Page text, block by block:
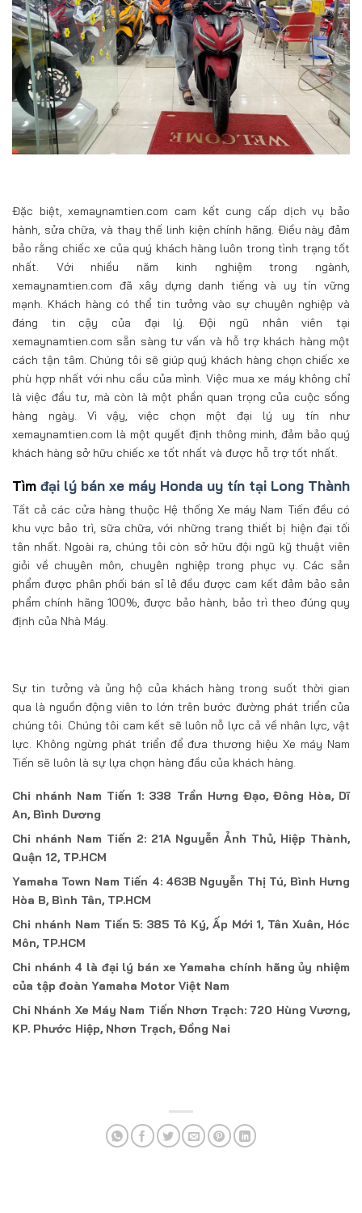
Đặc biệt, xemaynamtien.com cam kết cung cấp dịch vụ bảo
hành, sửa chữa, và thay thế linh kiện chính hãng. Điều này đảm
bảo rằng chiếc xe của quý khách hàng luôn trong tình trạng tốt
nhất. Với nhiều năm kinh nghiệm trong ngành,
xemaynamtien.com đã xây dựng danh tiếng và uy tín vững
mạnh. Khách hàng có thể tin tưởng vào sự chuyên nghiệp và
đáng tin cậy của đại lý. Đội ngũ nhân viên tại
xemaynamtien.com sẵn sàng tư vấn và hỗ trợ khách hàng một
cách tận tâm. Chúng tôi sẽ giúp quý khách hàng chọn chiếc xe
phù hợp nhất với nhu cầu của mình. Việc mua xe máy không chỉ
là việc đầu tư, mà còn là một phần quan trọng của cuộc sống
hàng ngày. Vì vậy, việc chọn một đại lý uy tín như
xemaynamtien.com là một quyết định thông minh, đảm bảo quý
khách hàng sở hữu chiếc xe tốt nhất và được hỗ trợ tốt nhất.
Tìm đại lý bán xe máy Honda uy tín tại Long Thành
Tất cả các cửa hàng thuộc Hệ thống Xe máy Nam Tiến đều có
khu vực bảo trì, sữa chữa, với những trang thiết bị hiện đại tối
tân nhất. Ngoài ra, chúng tôi còn sở hữu đội ngũ kỹ thuật viên
giỏi về chuyên môn, chuyên nghiệp trong phục vụ. Các sản
phẩm được phân phối bán sỉ lẻ đều được cam kết đảm bảo sản
phẩm chính hãng 100%, được bảo hành, bảo trì theo đúng quy
định của Nhà Máy.
Sự tin tưởng và ủng hộ của khách hàng trong suốt thời gian
qua là nguồn động viên to lớn trên bước đường phát triển của
chúng tôi. Chúng tôi cam kết sẽ luôn nỗ lực cả về nhân lực, vật
lực. Không ngừng phát triển để đưa thương hiệu Xe máy Nam
Tiến sẽ luôn là sự lựa chọn hàng đầu của khách hàng.
Chi nhánh Nam Tiến 1: 338 Trần Hưng Đạo, Đông Hòa, Dĩ
An, Bình Dương
Chi nhánh Nam Tiến 2: 21A Nguyễn Ảnh Thủ, Hiệp Thành,
Quận 12, TP.HCM
Yamaha Town Nam Tiến 4: 463B Nguyễn Thị Tú, Bình Hưng
Hòa B, Bình Tân, TP.HCM
Chi nhánh Nam Tiến 5: 385 Tô Ký, Ấp Mới 1, Tân Xuân, Hóc
Môn, TP.HCM
Chi nhánh 4 là đại lý bán xe Yamaha chính hãng ủy nhiệm
của tập đoàn Yamaha Motor Việt Nam
Chi Nhánh Xe Máy Nam Tiến Nhơn Trạch: 720 Hùng Vương,
KP. Phước Hiệp, Nhơn Trạch, Đồng Nai